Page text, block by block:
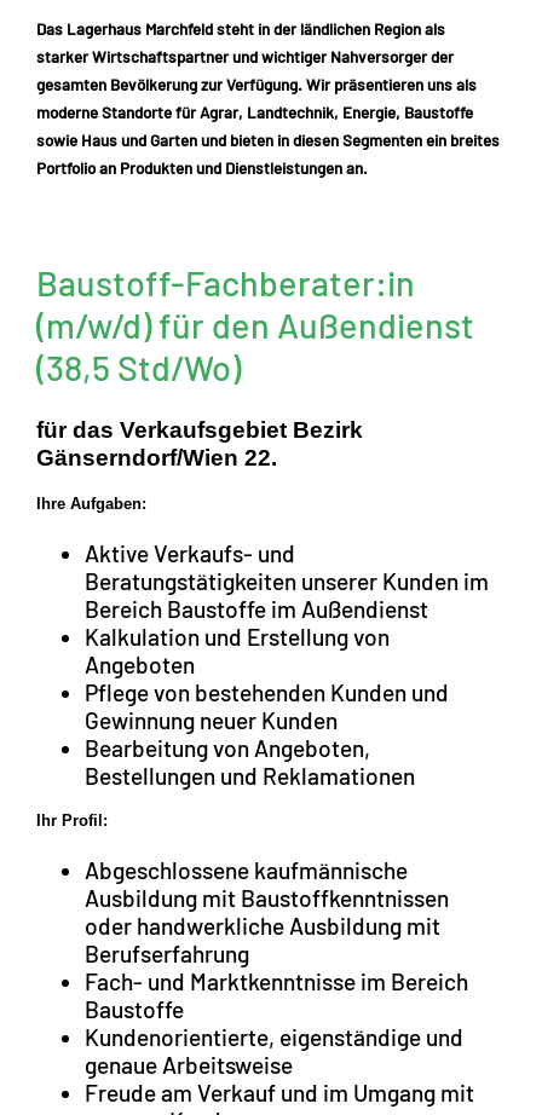
Das Lagerhaus Marchfeld steht in der ländlichen Region als
starker Wirtschaftspartner und wichtiger Nahversorger der
gesamten Bevölkerung zur Verfügung. Wir präsentieren uns als
moderne Standorte für Agrar, Landtechnik, Energie, Baustoffe
sowie Haus und Garten und bieten in diesen Segmenten ein breites
Portfolio an Produkten und Dienstleistungen an.
Baustoff-Fachberater:in
(m/w/d) für den Außendienst
(38,5 Std/Wo)
für das Verkaufsgebiet Bezirk
Gänserndorf/Wien 22.
Ihre Aufgaben:
Aktive Verkaufs- und
Beratungstätigkeiten unserer Kunden im
Bereich Baustoffe im Außendienst
Kalkulation und Erstellung von
Angeboten
Pflege von bestehenden Kunden und
Gewinnung neuer Kunden
Bearbeitung von Angeboten,
Bestellungen und Reklamationen
Ihr Profil:
Abgeschlossene kaufmännische
Ausbildung mit Baustoffkenntnissen
oder handwerkliche Ausbildung mit
Berufserfahrung
Fach- und Marktkenntnisse im Bereich
Baustoffe
Kundenorientierte, eigenständige und
genaue Arbeitsweise
Freude am Verkauf und im Umgang mit